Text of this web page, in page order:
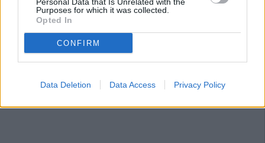
Purposes for which it was collected.
Opted In
CONFIRM
Data Deletion Data Access Privacy Policy